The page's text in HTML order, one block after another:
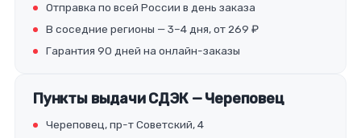
Отправка по всей России в день заказа
В соседние регионы — 3–4 дня, от 269 ₽
Гарантия 90 дней на онлайн-заказы
Пункты выдачи СДЭК — Череповец
Череповец, пр-т Советский, 4